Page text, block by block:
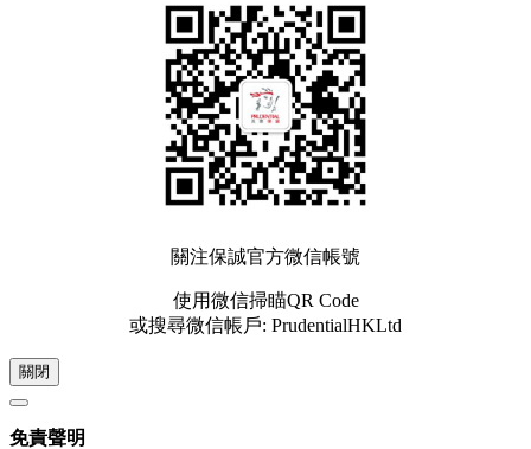
關注保誠官方微信帳號
使用微信掃瞄QR Code
或搜尋微信帳戶: PrudentialHKLtd
關閉
免責聲明